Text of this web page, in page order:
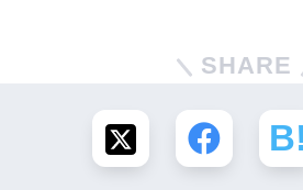
SHARE